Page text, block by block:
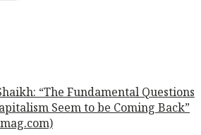
“The Fundamental Questions
Seem to be Coming Back”